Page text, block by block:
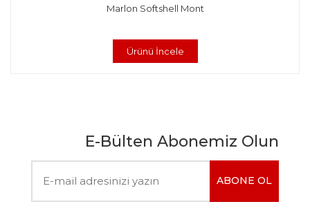
Marlon Softshell Mont
Ürünü İncele
E-Bülten Abonemiz Olun
ABONE OL